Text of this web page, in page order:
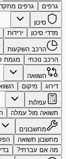
גרפים
גרפים
סיכון
מדדי סיכון
ירידות
הרכב השקעות
הרכב נוכחי
מגמת
השוואה
דירוג
מיקום
עמלות
תשואה מול עמלה
מחשבונים
מחשבון תשואה
מה אם עברתי?